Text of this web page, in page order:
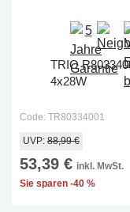
TRIO
4x28W
Code: TR80334001
UVP: 88,99 €
53,39 € inkl. MwSt.
Sie sparen -40 %